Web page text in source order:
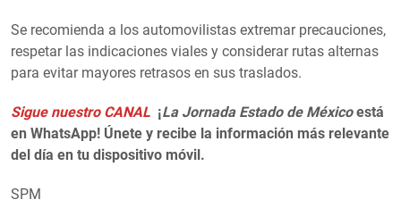
Se recomienda a los automovilistas extremar precauciones,
respetar las indicaciones viales y considerar rutas alternas
para evitar mayores retrasos en sus traslados.
Sigue nuestro CANAL ¡La Jornada Estado de Méxicoestá
en WhatsApp! Únete y recibe la información más relevante
del día en tu dispositivo móvil.
SPM